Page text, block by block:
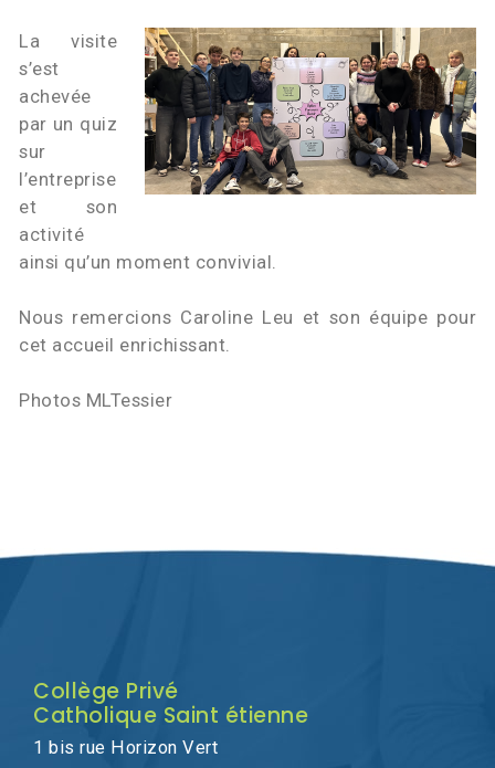
La visite
s’est
achevée
par un quiz
sur
l’entreprise
et son
activité
ainsi qu’un moment convivial.
Nous remercions Caroline Leu et son équipe pour
cet accueil enrichissant.
Photos MLTessier
Collège Privé
Catholique Saint étienne
1 bis rue Horizon Vert